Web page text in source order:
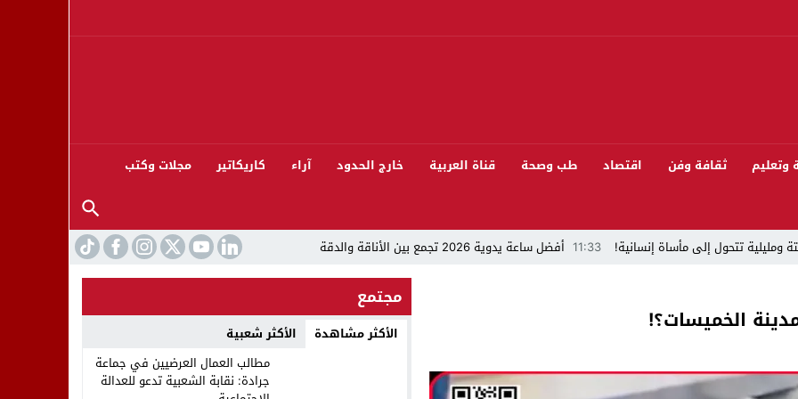
وتعليم ثقافة وفن اقتصاد طب وصحة قناة العربية خارج الحدود آراء كاريكاتير مجلات وكتب
ومليلية تتحول إلى مأساة إنسانية! 11:33 أفضل ساعة يدوية 2026 تجمع بين الأناقة والدقة
بغابة المقاومة بمدينة الخميسات
محمود عرشان رئيسا للكونفدرالية الإفريقية للكرة الحديدية؟
الخميسات؟!
مجتمع
الأكثر مشاهدة الأكثر شعبية
مطالب العمال العرضيين في جماعة
جرادة: نقابة الشعبية تدعو للعدالة